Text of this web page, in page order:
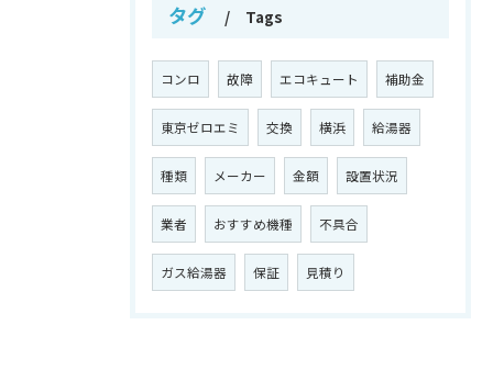
タグ Tags
コンロ 故障 エコキュート 補助金
東京ゼロエミ 交換 横浜 給湯器
種類 メーカー 金額 設置状況
業者 おすすめ機種 不具合
ガス給湯器 保証 見積り